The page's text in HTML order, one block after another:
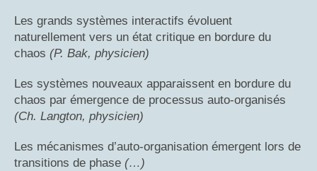
Les grands systèmes interactifs évoluent
naturellement vers un état critique en bordure du
chaos (P. Bak, physicien)
Les systèmes nouveaux apparaissent en bordure du
chaos par émergence de processus auto-organisés
(Ch. Langton, physicien)
Les mécanismes d’auto-organisation émergent lors de
transitions de phase (…)